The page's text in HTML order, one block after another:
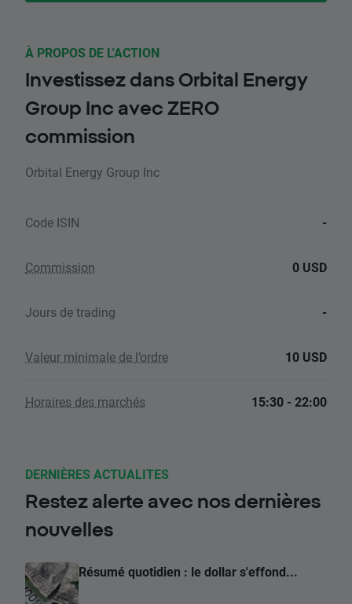
À PROPOS DE L'ACTION
Investissez dans Orbital Energy
Group Inc avec ZERO
commission
Orbital Energy Group Inc
Code ISIN -
Commission 0 USD
Jours de trading -
Valeur minimale de l’ordre 10 USD
Horaires des marchés 15:30 - 22:00
DERNIÈRES ACTUALITES
Restez alerte avec nos dernières
nouvelles
Résumé quotidien : le dollar s'effond...